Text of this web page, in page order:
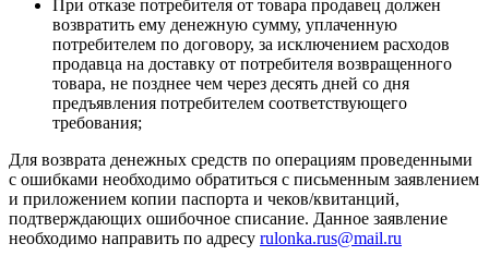
При отказе потребителя от товара продавец должен
возвратить ему денежную сумму, уплаченную
потребителем по договору, за исключением расходов
продавца на доставку от потребителя возвращенного
товара, не позднее чем через десять дней со дня
предъявления потребителем соответствующего
требования;
Для возврата денежных средств по операциям проведенными
с ошибками необходимо обратиться с письменным заявлением
и приложением копии паспорта и чеков/квитанций,
подтверждающих ошибочное списание. Данное заявление
необходимо направить по адресу rulonka.rus@mail.ru